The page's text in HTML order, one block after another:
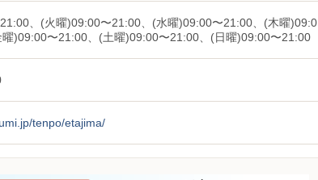
、(火曜)09:00〜21:00、(水曜)09:00〜21:00、(木曜)09:0
)09:00〜21:00、(土曜)09:00〜21:00、(日曜)09:00〜21:00
tenpo/etajima/